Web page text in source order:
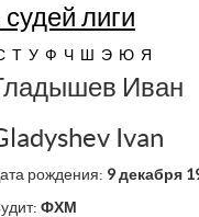
лиги
Т У Ф Ч Ш Э Ю Я
Иван
Ivan
рождения: 9 декабря
ФХМ